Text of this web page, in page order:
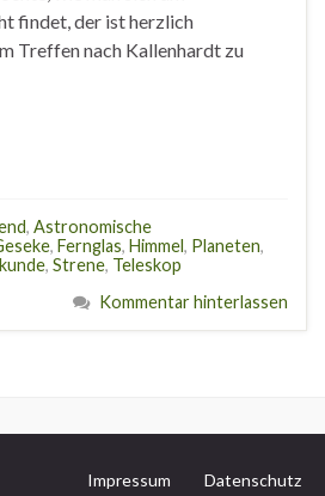
findet, der ist herzlich
Treffen nach Kallenhardt zu
, Astronomische
, Fernglas, Himmel, Planeten,
, Strene, Teleskop
Kommentar hinterlassen
Impressum Datenschutz